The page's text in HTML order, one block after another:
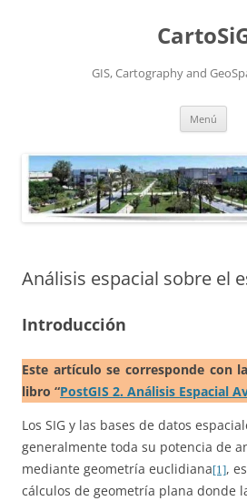
GIS, Cartography and
Menú
Análisis espacial sobre el
Introducción
Este artículo se corresponde con
libro “PostGIS 2. Análisis Espacial
Los SIG y las bases de datos
generalmente toda su potencia de
mediante geometría euclidiana[1],
cálculos de geometría plana donde